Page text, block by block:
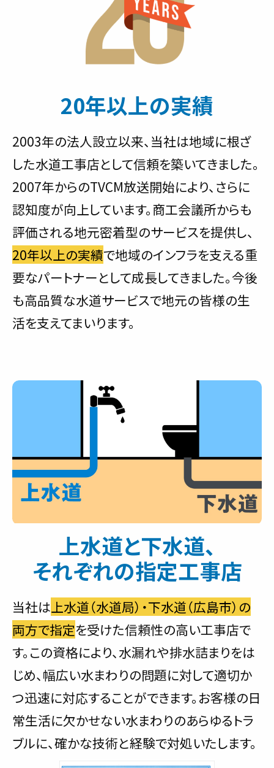
20年以上の実績
2003年の法人設立以来、当社は地域に根ざ
した水道工事店として信頼を築いてきました。
2007年からのTVCM放送開始により、さらに
認知度が向上しています。商工会議所からも
評価される地元密着型のサービスを提供し、
20年以上の実績で地域のインフラを支える重
要なパートナーとして成長してきました。今後
も高品質な水道サービスで地元の皆様の生
活を支えてまいります。
上水道と下水道、
それぞれの指定工事店
当社は上水道（水道局）・下水道（広島市）の
両方で指定を受けた信頼性の高い工事店で
す。この資格により、水漏れや排水詰まりをは
じめ、幅広い水まわりの問題に対して適切か
つ迅速に対応することができます。お客様の日
常生活に欠かせない水まわりのあらゆるトラ
ブルに、確かな技術と経験で対処いたします。